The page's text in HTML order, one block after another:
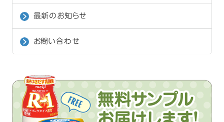
最新のお知らせ
お問い合わせ